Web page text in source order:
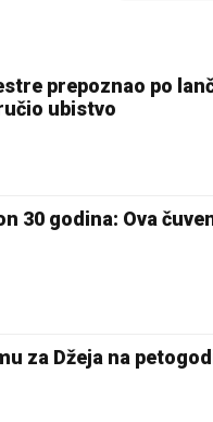
prepoznao po
ubistvo
30 godina: Ova
za Džeja na